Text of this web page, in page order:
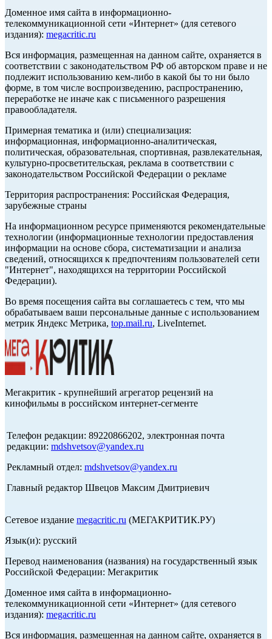
Доменное имя сайта в информационно-
телекоммуникационной сети «Интернет» (для сетевого
издания): megacritic.ru
Вся информация, размещенная на данном сайте, охраняется в
соответствии с законодательством РФ об авторском праве и не
подлежит использованию кем-либо в какой бы то ни было
форме, в том числе воспроизведению, распространению,
переработке не иначе как с письменного разрешения
правообладателя.
Примерная тематика и (или) специализация:
информационная, информационно-аналитическая,
политическая, образовательная, спортивная, развлекательная,
культурно-просветительская, реклама в соответствии с
законодательством Российской Федерации о рекламе
Территория распространения: Российская Федерация,
зарубежные страны
На информационном ресурсе применяются рекомендательные
технологии (информационные технологии предоставления
информации на основе сбора, систематизации и анализа
сведений, относящихся к предпочтениям пользователей сети
"Интернет", находящихся на территории Российской
Федерации).
Во время посещения сайта вы соглашаетесь с тем, что мы
обрабатываем ваши персональные данные с использованием
метрик Яндекс Метрика, top.mail.ru, LiveInternet.
Мегакритик - крупнейший агрегатор рецензий на
кинофильмы в российском интернет-сегменте
Телефон редакции: 89220866202, электронная почта
редакции: mdshvetsov@yandex.ru
Рекламный отдел: mdshvetsov@yandex.ru
Главный редактор Швецов Максим Дмитриевич
Сетевое издание megacritic.ru (МЕГАКРИТИК.РУ)
Язык(и): русский
Перевод наименования (названия) на государственный язык
Российской Федерации: Мегакритик
Доменное имя сайта в информационно-
телекоммуникационной сети «Интернет» (для сетевого
издания): megacritic.ru
Вся информация, размещенная на данном сайте, охраняется в